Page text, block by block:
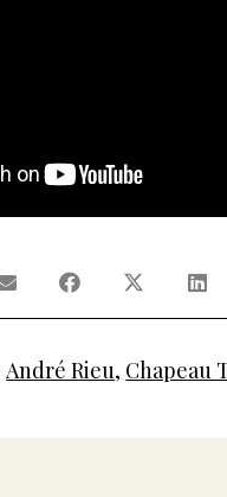
André Rieu, Chapeau